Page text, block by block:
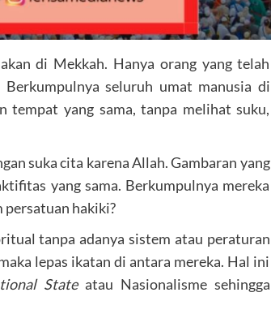
di Mekkah. Hanya orang yang telah
seluruh umat manusia di
tempat yang sama, tanpa melihat suku,
suka cita karena Allah. Gambaran yang
yang sama. Berkumpulnya mereka
persatuan hakiki?
tanpa adanya sistem atau peraturan
lepas ikatan di antara mereka. Hal ini
Stateatau Nasionalisme sehingga